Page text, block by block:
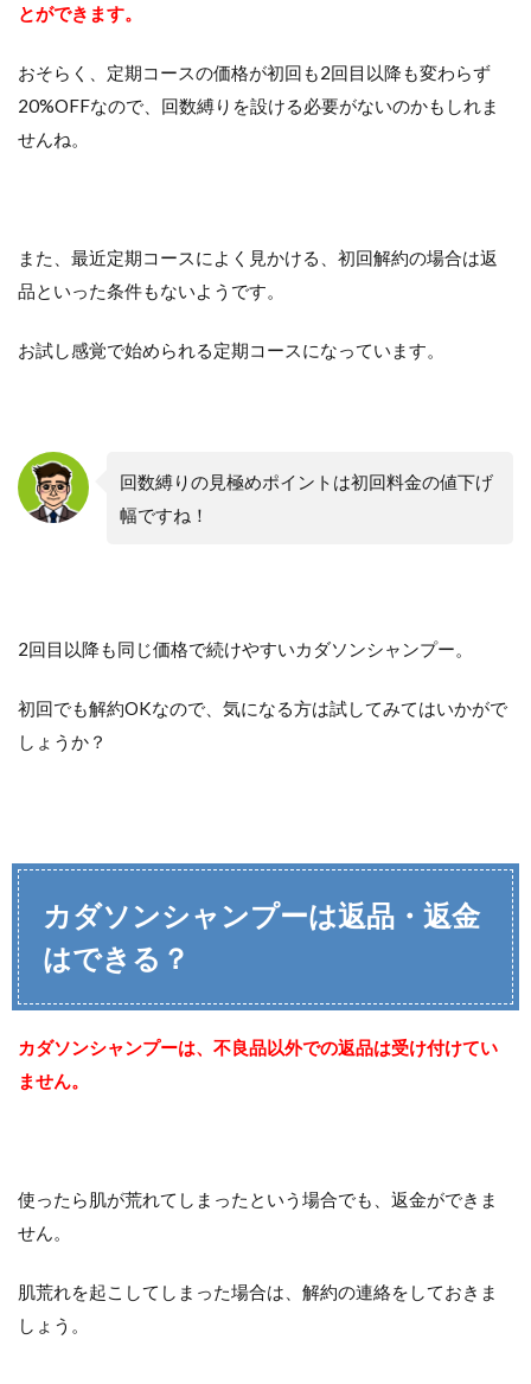
とができます。
おそらく、定期コースの価格が初回も2回目以降も変わらず
20%OFFなので、回数縛りを設ける必要がないのかもしれま
せんね。
また、最近定期コースによく見かける、初回解約の場合は返
品といった条件もないようです。
お試し感覚で始められる定期コースになっています。
回数縛りの見極めポイントは初回料金の値下げ
幅ですね！
2回目以降も同じ価格で続けやすいカダソンシャンプー。
初回でも解約OKなので、気になる方は試してみてはいかがで
しょうか？
カダソンシャンプーは返品・返金
はできる？
カダソンシャンプーは、不良品以外での返品は受け付けてい
ません。
使ったら肌が荒れてしまったという場合でも、返金ができま
せん。
肌荒れを起こしてしまった場合は、解約の連絡をしておきま
しょう。